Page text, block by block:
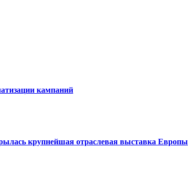
кампаний
крупнейшая отраслевая выставка Европы